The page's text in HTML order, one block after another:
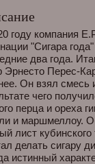
году компания
"Сигара
два года.
Эрнесто Перес-
Он взял смесь
чего
перца и ореха
и маршмеллоу.
лист
делать сигару
истинный